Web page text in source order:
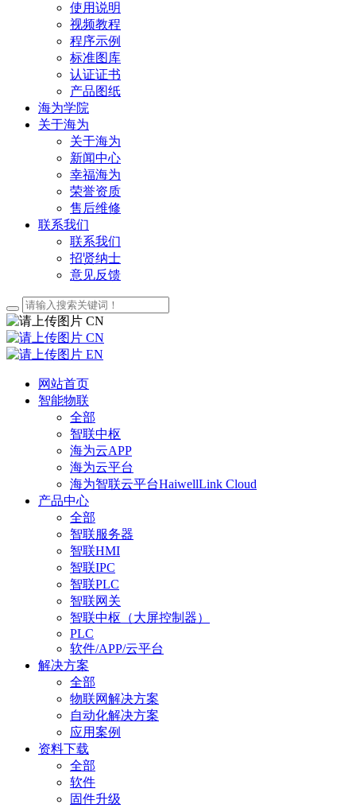
使用说明
视频教程
程序示例
标准图库
认证证书
产品图纸
海为学院
关于海为
关于海为
新闻中心
幸福海为
荣誉资质
售后维修
联系我们
联系我们
招贤纳士
意见反馈
CN
CN
EN
网站首页
智能物联
全部
智联中枢
海为云APP
海为云平台
海为智联云平台HaiwellLink Cloud
产品中心
全部
智联服务器
智联HMI
智联IPC
智联PLC
智联网关
智联中枢（大屏控制器）
PLC
软件/APP/云平台
解决方案
全部
物联网解决方案
自动化解决方案
应用案例
资料下载
全部
软件
固件升级